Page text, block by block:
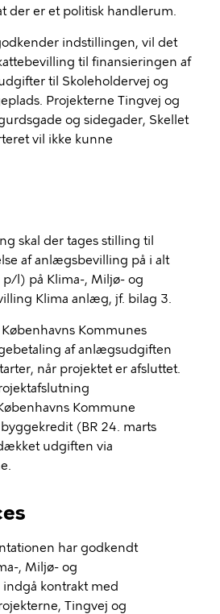
der er et politisk handlerum.
indstillingen, vil det
til finansieringen af
til Skoleholdervej og
Projekterne Tingvej og
og sidegader, Skellet
vil ikke kunne
skal der tages stilling til
af anlægsbevilling på i alt
l) på Klima-, Miljø- og
Klima anlæg, jf. bilag 3.
Kommunes
af anlægsudgiften
når projektet er afsluttet.
Kommune
(BR 24. marts
udgiften via
har godkendt
, Miljø- og
kontrakt med
Tingvej og